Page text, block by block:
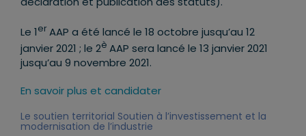
Le 1erAAP a été lancé le 18 octobre jusqu’au 12
janvier 2021 ; le 2è AAP sera lancé le 13 janvier 2021
jusqu’au 9 novembre 2021.
En savoir plus et candidater
Le soutien territorial Soutien à l’investissement et la
modernisation de l’industrie